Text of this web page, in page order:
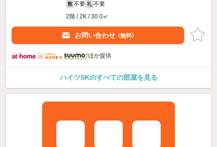
敷 不要 礼 不要
2階 / 2K / 30.0㎡
お問い合わせ （無料）
ほか提供
ハイツSKのすべての部屋を見る